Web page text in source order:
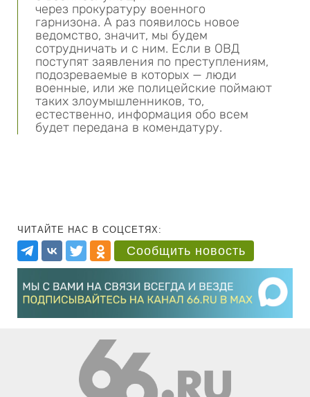
через прокуратуру военного
гарнизона. А раз появилось новое
ведомство, значит, мы будем
сотрудничать и с ним. Если в ОВД
поступят заявления по преступлениям,
подозреваемые в которых — люди
военные, или же полицейские поймают
таких злоумышленников, то,
естественно, информация обо всем
будет передана в комендатуру.
ЧИТАЙТЕ НАС В СОЦСЕТЯХ:
Сообщить новость